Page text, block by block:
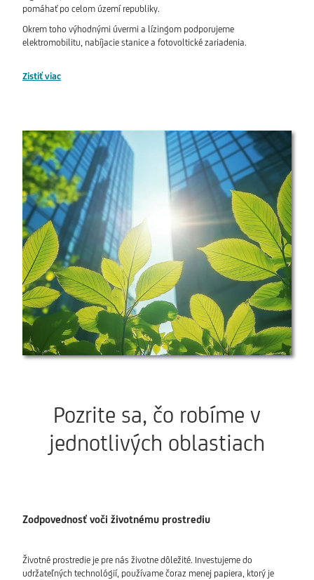
pomáhať po celom území republiky.
Okrem toho výhodnými úvermi a lízingom podporujeme
elektromobilitu, nabíjacie stanice a fotovoltické zariadenia.
Zistiť viac
Pozrite sa, čo robíme v
jednotlivých oblastiach
Zodpovednosť voči životnému prostrediu
Životné prostredie je pre nás životne dôležité. Investujeme do
udržateľných technológií, používame čoraz menej papiera, ktorý je